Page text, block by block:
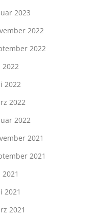
2023
2022
2022
2022
2022
2022
2022
2021
2021
2021
2021
2021